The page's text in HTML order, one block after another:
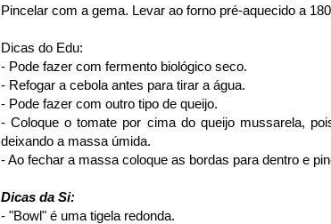
Pincelar com a gema. Levar ao forno pré-aquecido a
Dicas do Edu:
- Pode fazer com fermento biológico seco.
- Refogar a cebola antes para tirar a água.
- Pode fazer com outro tipo de queijo.
- Coloque o tomate por cima do queijo mussarela,
deixando a massa úmida.
- Ao fechar a massa coloque as bordas para dentro e
Dicas da Si:
- "Bowl" é uma tigela redonda.